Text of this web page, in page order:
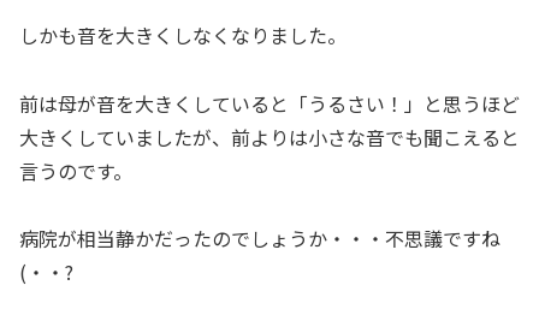
しかも音を大きくしなくなりました。
前は母が音を大きくしていると「うるさい！」と思うほど
大きくしていましたが、前よりは小さな音でも聞こえると
言うのです。
病院が相当静かだったのでしょうか・・・不思議ですね
(・・?